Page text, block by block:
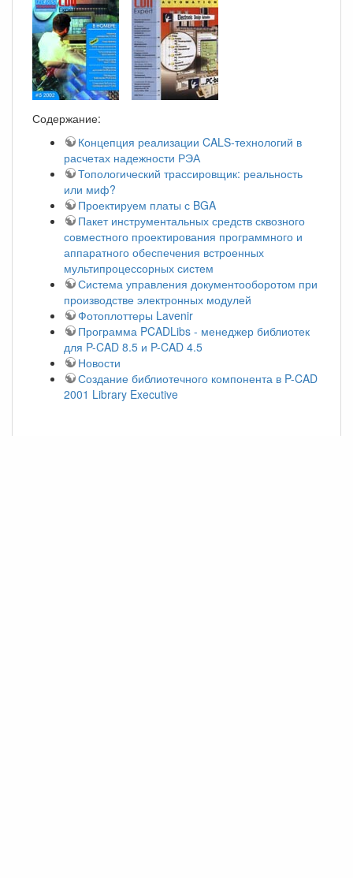
Содержание:
Концепция реализации CALS-технологий в
расчетах надежности РЭА
Топологический трассировщик: реальность
или миф?
Проектируем платы с BGA
Пакет инструментальных средств сквозного
совместного проектирования программного и
аппаратного обеспечения встроенных
мультипроцессорных систем
Система управления документооборотом при
производстве электронных модулей
Фотоплоттеры Lavenir
Программа PCADLibs - менеджер библиотек
для P-CAD 8.5 и P-CAD 4.5
Новости
Создание библиотечного компонента в P-CAD
2001 Library Executive